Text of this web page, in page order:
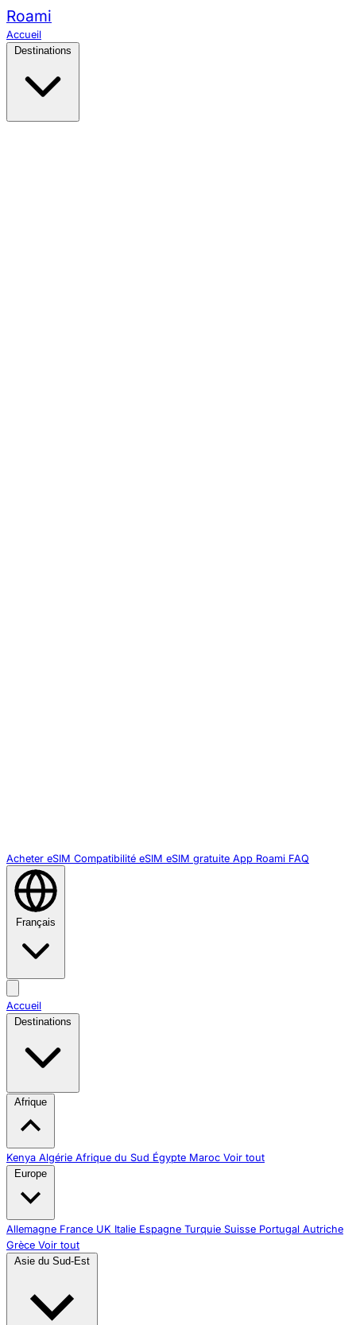
Roami
Accueil
Destinations
Acheter eSIM Compatibilité eSIM eSIM gratuite App Roami FAQ
Français
Accueil
Destinations
Afrique
Kenya Algérie Afrique du Sud Égypte Maroc Voir tout
Europe
Allemagne France UK Italie Espagne Turquie Suisse Portugal Autriche
Grèce Voir tout
Asie du Sud-Est